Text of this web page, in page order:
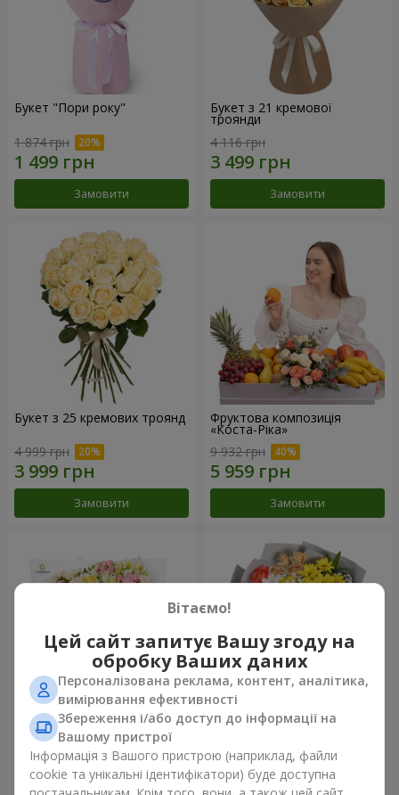
Букет "Пори року"
1 874 грн
Замовити
Букет з 21 кремової
троянди
4 116 грн
Замовити
Букет з 25 кремових троянд
4 999 грн
Замовити
Фруктова композиція
«Коста-Ріка»
9 932 грн
Замовити
Букет "Хрещатик"
5 656 грн
Букет "Ми та літо"
2 332 грн
Вітаємо!
Цей сайт запитує Вашу згоду на
обробку Ваших даних
Персоналізована реклама, контент, аналітика,
вимірювання ефективності
Збереження і/або доступ до інформації на
Вашому пристрої
Інформація з Вашого пристрою (наприклад, файли
cookie та унікальні ідентифікатори) буде доступна